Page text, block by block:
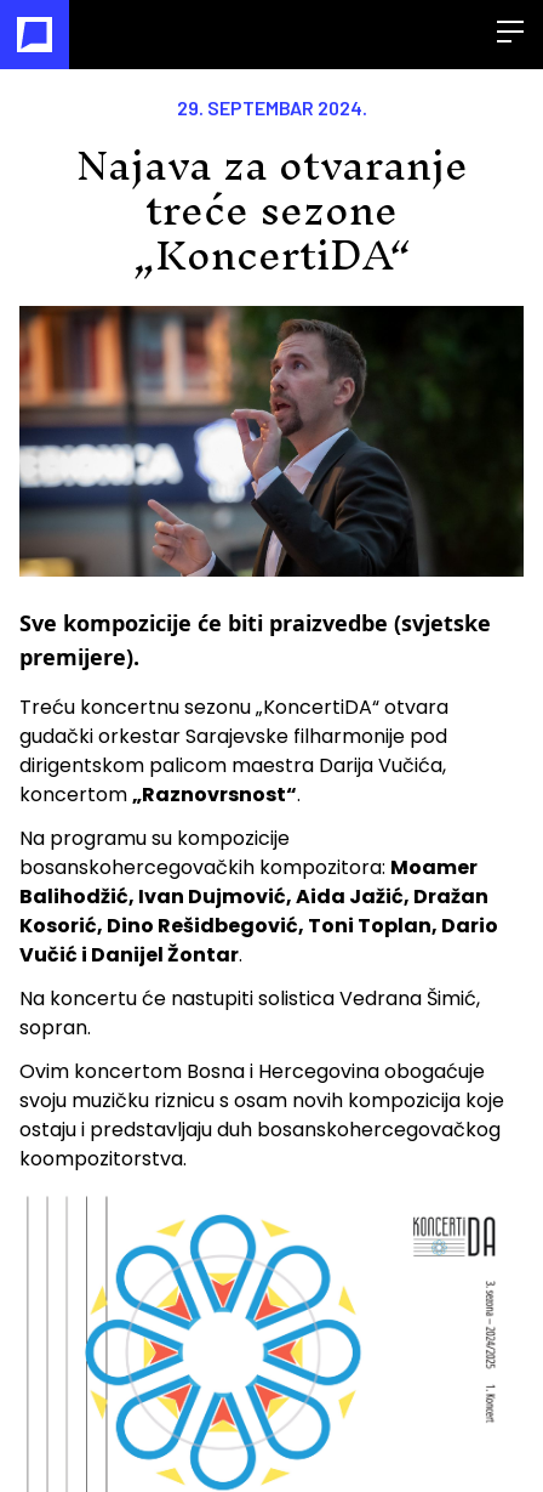
29. SEPTEMBAR 2024.
Najava za otvaranje
treće sezone
„KoncertiDA“
Sve kompozicije će biti praizvedbe (svjetske
premijere).
Treću koncertnu sezonu „KoncertiDA“ otvara
gudački orkestar Sarajevske filharmonije pod
dirigentskom palicom maestra Darija Vučića,
koncertom„Raznovrsnost“.
Na programu su kompozicije
bosanskohercegovačkih kompozitora: Moamer
Balihodžić, Ivan Dujmović, Aida Jažić, Dražan
Kosorić, Dino Rešidbegović, Toni Toplan, Dario
Vučić i Danijel Žontar.
Na koncertu će nastupiti solistica Vedrana Šimić,
sopran.
Ovim koncertom Bosna i Hercegovina obogaćuje
svoju muzičku riznicu s osam novih kompozicija koje
ostaju i predstavljaju duh bosanskohercegovačkog
koompozitorstva.